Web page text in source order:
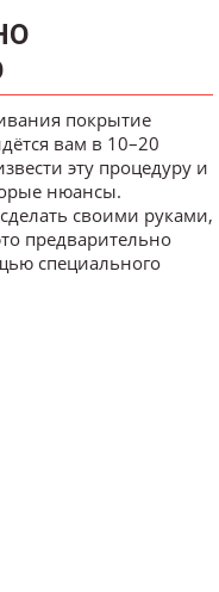
покрытие
вам в 10–20
эту процедуру и
нюансы.
своими руками,
предварительно
специального